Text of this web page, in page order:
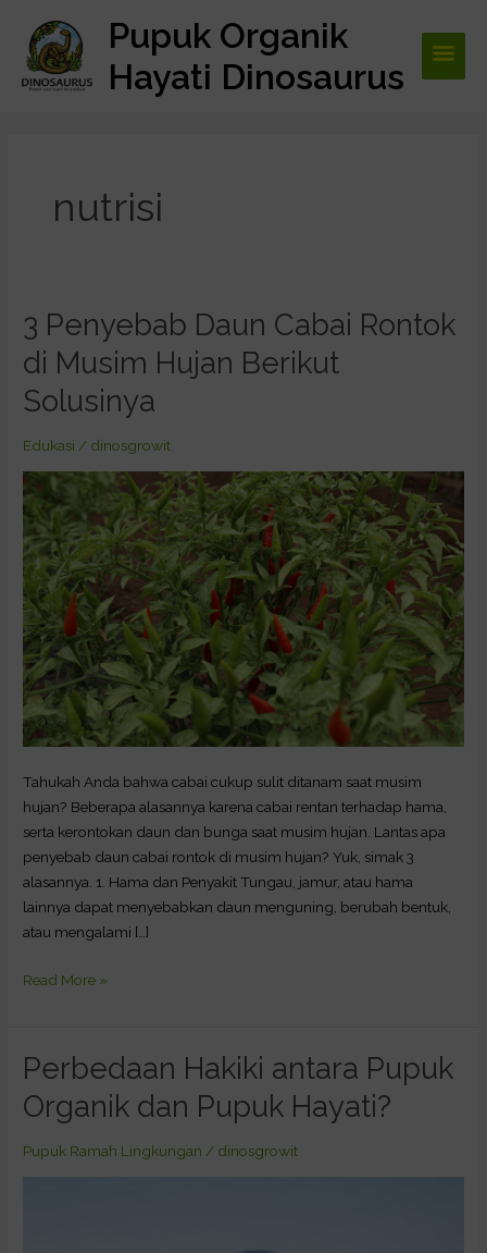
konten
Pupuk Organik
Hayati Dinosaurus
nutrisi
3 Penyebab Daun Cabai Rontok
di Musim Hujan Berikut
Solusinya
Edukasi / dinosgrowit
Tahukah Anda bahwa cabai cukup sulit ditanam saat musim
hujan? Beberapa alasannya karena cabai rentan terhadap hama,
serta kerontokan daun dan bunga saat musim hujan. Lantas apa
penyebab daun cabai rontok di musim hujan? Yuk, simak 3
alasannya. 1. Hama dan Penyakit Tungau, jamur, atau hama
lainnya dapat menyebabkan daun menguning, berubah bentuk,
atau mengalami […]
3
Penyebab
Daun
Cabai
Rontok
di
Musim
Hujan
Berikut
Solusinya
Read More »
Perbedaan Hakiki antara Pupuk
Organik dan Pupuk Hayati?
Pupuk Ramah Lingkungan / dinosgrowit
Perbedaan
antara
Organik